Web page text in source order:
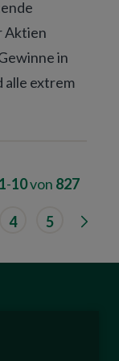
Aktien
in
alle extrem
1-10von 827
4 5
o
n